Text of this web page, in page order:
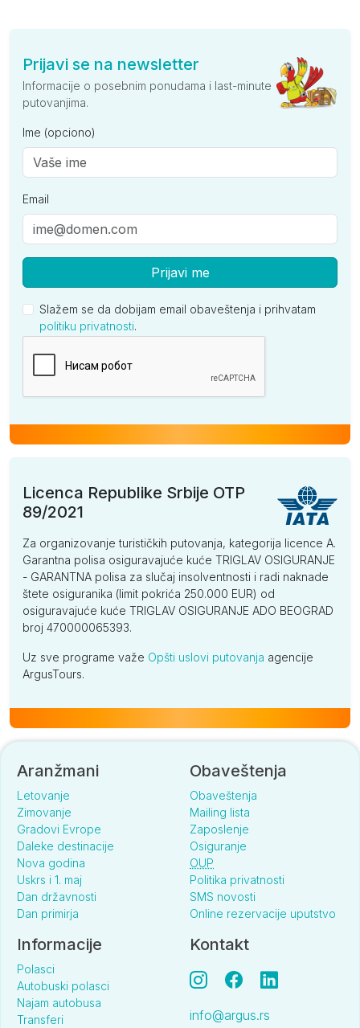
Prijavi se na newsletter
Informacije o posebnim ponudama i last-minute
putovanjima.
Ime (opciono)
Email
Prijavi me
Slažem se da dobijam email obaveštenja i prihvatam
politiku privatnosti.
Licenca Republike Srbije OTP
89/2021
Za organizovanje turističkih putovanja, kategorija licence A.
Garantna polisa osiguravajuće kuće TRIGLAV OSIGURANJE
- GARANTNA polisa za slučaj insolventnosti i radi naknade
štete osiguranika (limit pokrića 250.000 EUR) od
osiguravajuće kuće TRIGLAV OSIGURANJE ADO BEOGRAD
broj 470000065393.
Uz sve programe važe Opšti uslovi putovanja agencije
ArgusTours.
Aranžmani
Letovanje
Zimovanje
Gradovi Evrope
Daleke destinacije
Nova godina
Uskrs i 1. maj
Dan državnosti
Dan primirja
Obaveštenja
Obaveštenja
Mailing lista
Zaposlenje
Osiguranje
OUP
Politika privatnosti
SMS novosti
Online rezervacije uputstvo
Informacije
Polasci
Autobuski polasci
Najam autobusa
Transferi
Kontakt
info@argus.rs